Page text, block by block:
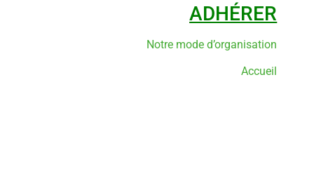
ADHÉRER
Notre mode d’organisation
Accueil